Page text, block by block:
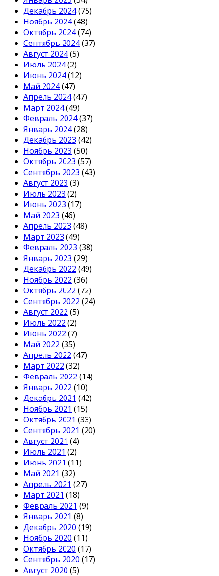
Декабрь 2024(75)
Ноябрь 2024(48)
Октябрь 2024(74)
Сентябрь 2024(37)
Август 2024(5)
Июль 2024(2)
Июнь 2024(12)
Май 2024(47)
Апрель 2024(47)
Март 2024(49)
Февраль 2024(37)
Январь 2024(28)
Декабрь 2023 (42)
Ноябрь 2023 (50)
Октябрь 2023 (57)
Сентябрь 2023 (43)
Август 2023 (3)
Июль 2023 (2)
Июнь 2023 (17)
Май 2023 (46)
Апрель 2023 (48)
Март 2023 (49)
Февраль 2023 (38)
Январь 2023 (29)
Декабрь 2022 (49)
Ноябрь 2022 (36)
Октябрь 2022 (72)
Сентябрь 2022 (24)
Август 2022 (5)
Июль 2022 (2)
Июнь 2022 (7)
Май 2022 (35)
Апрель 2022 (47)
Март 2022 (32)
Февраль 2022 (14)
Январь 2022 (10)
Декабрь 2021 (42)
Ноябрь 2021 (15)
Октябрь 2021 (33)
Сентябрь 2021 (20)
Август 2021 (4)
Июль 2021 (2)
Июнь 2021 (11)
Май 2021 (32)
Апрель 2021 (27)
Март 2021 (18)
Февраль 2021 (9)
Январь 2021 (8)
Декабрь 2020 (19)
Ноябрь 2020 (11)
Октябрь 2020 (17)
Сентябрь 2020 (17)
Август 2020 (5)